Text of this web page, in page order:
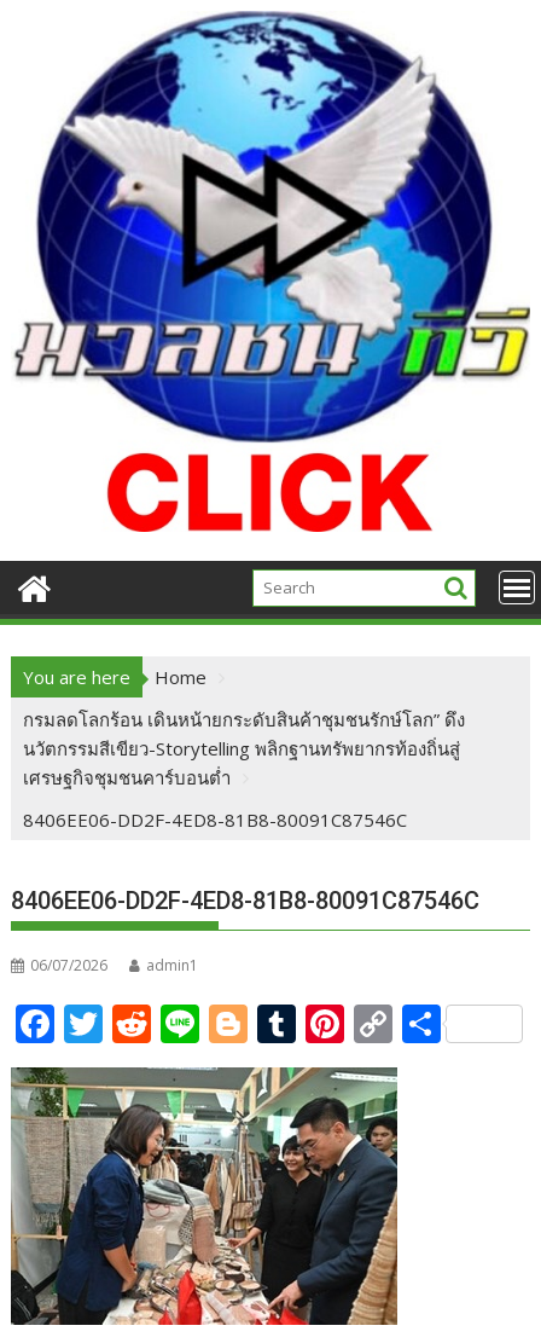
You are here
Home
กรมลดโลกร้อน เดินหน้ายกระดับสินค้าชุมชนรักษ์โลก” ดึง
นวัตกรรมสีเขียว-Storytelling พลิกฐานทรัพยากรท้องถิ่นสู่
เศรษฐกิจชุมชนคาร์บอนต่ำ
8406EE06-DD2F-4ED8-81B8-80091C87546C
8406EE06-DD2F-4ED8-81B8-80091C87546C
06/07/2026 admin1
F
ac
e
b
o
o
k
T
w
itt
er
R
e
d
di
t
Li
n
e
Bl
o
g
g
er
T
u
m
bl
r
Pi
nt
er
e
st
C
o
p
y
Li
n
k
S